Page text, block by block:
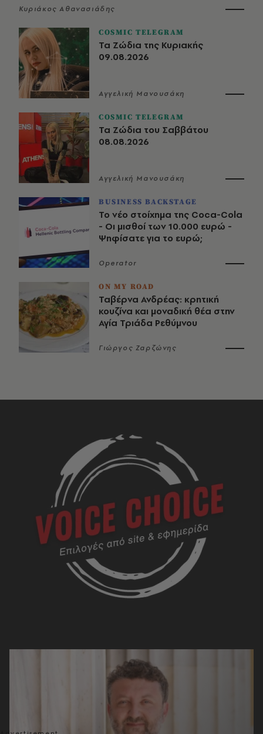
Κυριάκος Αθανασιάδης
COSMIC TELEGRAM
Τα Ζώδια της Κυριακής
09.08.2026
Αγγελική Μανουσάκη
COSMIC TELEGRAM
Τα Ζώδια του Σαββάτου
08.08.2026
Αγγελική Μανουσάκη
BUSINESS BACKSTAGE
Το νέο στοίχημα της Coca-Cola
- Οι μισθοί των 10.000 ευρώ -
Ψηφίσατε για το ευρώ;
Operator
ON MY ROAD
Ταβέρνα Ανδρέας: κρητική
κουζίνα και μοναδική θέα στην
Αγία Τριάδα Ρεθύμνου
Γιώργος Ζαρζώνης